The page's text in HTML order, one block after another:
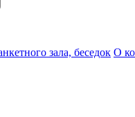
зала, беседок О